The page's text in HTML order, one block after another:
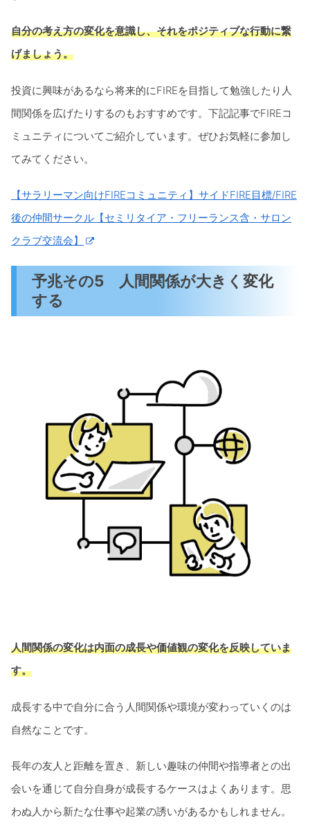
自分の考え方の変化を意識し、それをポジティブな行動に繋
げましょう。
投資に興味があるなら将来的にFIREを目指して勉強したり人
間関係を広げたりするのもおすすめです。下記記事でFIREコ
ミュニティについてご紹介しています。ぜひお気軽に参加し
てみてください。
【サラリーマン向けFIREコミュニティ】サイドFIRE目標/FIRE
後の仲間サークル【セミリタイア・フリーランス含・サロン
クラブ交流会】
予兆その5 人間関係が大きく変化
する
人間関係の変化は内面の成長や価値観の変化を反映していま
す。
成長する中で自分に合う人間関係や環境が変わっていくのは
自然なことです。
長年の友人と距離を置き、新しい趣味の仲間や指導者との出
会いを通じて自分自身が成長するケースはよくあります。思
わぬ人から新たな仕事や起業の誘いがあるかもしれません。